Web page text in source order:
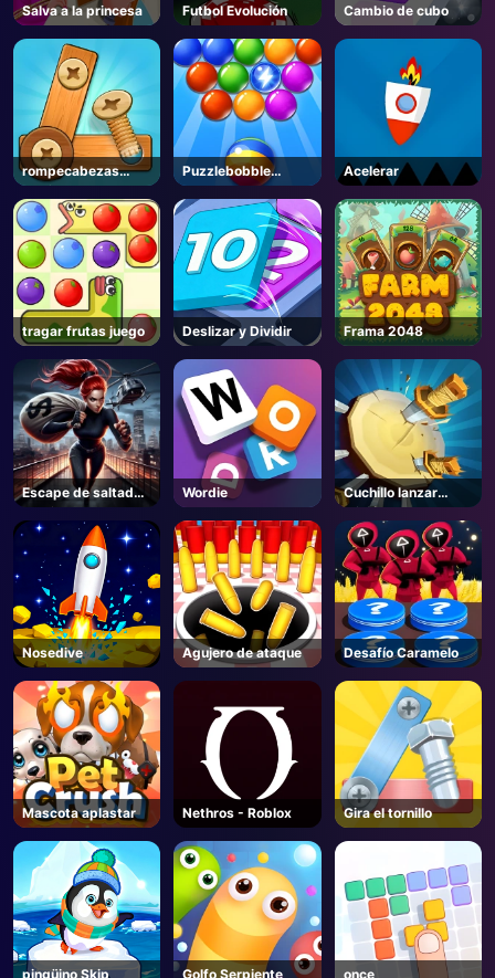
AD
Salva a la princesa Futbol Evolución Cambio de cubo
rompecabezas
tornillo
Puzzlebobble
Descargar
Acelerar
tragar frutas juego Deslizar y Dividir Frama 2048
Escape de saltador
de piso
Wordie
Cuchillo lanzar
misión
Nosedive Agujero de ataque Desafío Caramelo
Mascota aplastar Nethros - Roblox Gira el tornillo
pingüino Skip Golfo Serpiente once